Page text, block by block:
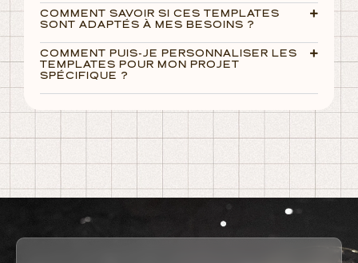
COMMENT SAVOIR SI CES TEMPLATES
SONT ADAPTÉS À MES BESOINS ?
COMMENT PUIS-JE PERSONNALISER LES
TEMPLATES POUR MON PROJET
SPÉCIFIQUE ?